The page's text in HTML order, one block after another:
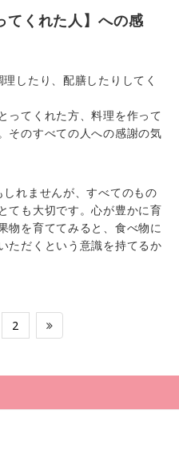
てくれた人】への感
したり、配膳したりしてく
ってくれた方、料理を作って
そのすべての人への感謝の気
れませんが、すべてのもの
ても大切です。心が豊かに育
物を育ててみると、食べ物に
ただくという意識を持てるか
2